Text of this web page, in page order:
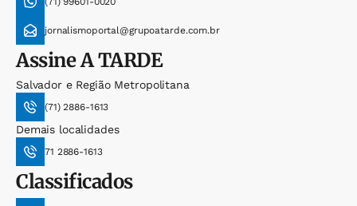
jornalismoportal@grupoatarde.com.br
AssineA TARDE
Salvador e Região Metropolitana
(71) 2886-1613
Demais localidades
71 2886-1613
Classificados